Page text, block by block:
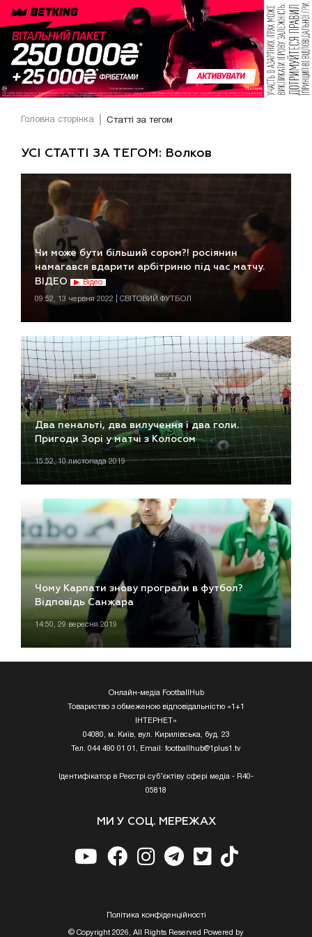
Головна сторінка Статті за тегом
УСІ СТАТТІ ЗА ТЕГОМ: Волков
Чи може бути більший сором?! росіянин
намагався вдарити арбітриню під час матчу.
ВІДЕО
Відео
09:52, 13 червня 2022 | СВІТОВИЙ ФУТБОЛ
Два пенальті, два вилучення і два голи.
Пригоди Зорі у матчі з Колосом
15:52, 10 листопада 2019
Чому Карпати знову програли в футбол?
Відповідь Санжара
14:50, 29 вересня 2019
Онлайн-медіа FootballHub
Товариство з обмеженою відповідальністю «1+1
ІНТЕРНЕТ»
04080, м. Київ, вул. Кирилівська, буд. 23
Тел. 044 490 01 01, Email: footballhub@1plus1.tv
Ідентифікатор в Реєстрі суб’єктіву сфері медіа - R40-
05818
МИ У СОЦ. МЕРЕЖАХ
Полiтика конфiденцiйностi
© Copyright 2026, All Rights Reserved Powered by